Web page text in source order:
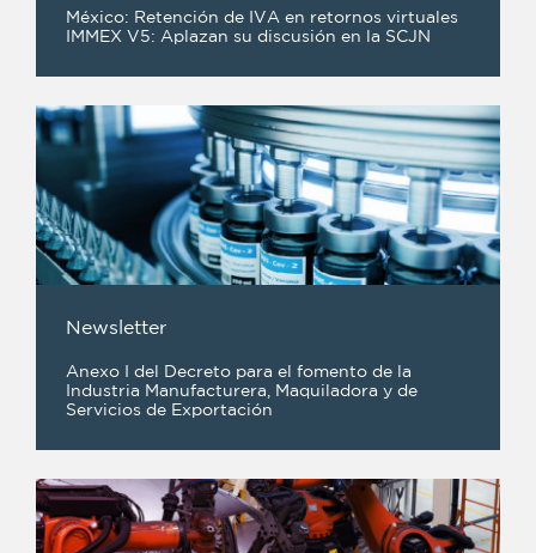
México: Retención de IVA en retornos virtuales
IMMEX V5: Aplazan su discusión en la SCJN
Newsletter
Anexo I del Decreto para el fomento de la
Industria Manufacturera, Maquiladora y de
Servicios de Exportación